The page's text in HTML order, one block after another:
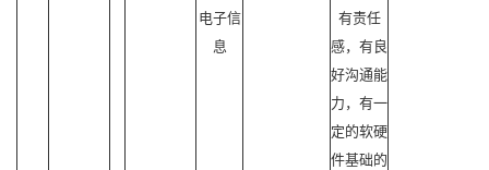
电子信
息
有责任
感，有良
好沟通能
力，有一
定的软硬
件基础的